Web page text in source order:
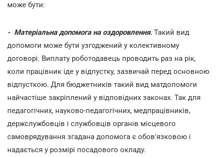
може бути:
- Матеріальна допомога на оздоровлення. Такий вид
допомоги може бути узгоджений у колективному
договорі. Виплату роботодавець проводить раз на рік,
коли працівник іде у відпустку, зазвичай перед основною
відпусткою. Для бюджетників такий вид матдопомоги
найчастіше закріплений у відповідних законах. Так для
педагогічних, науково-педагогічних, медпрацівників,
держслужбовців і службовців органів місцевого
самоврядування згадана допомога є обов'язковою і
надається у розмірі посадового окладу.